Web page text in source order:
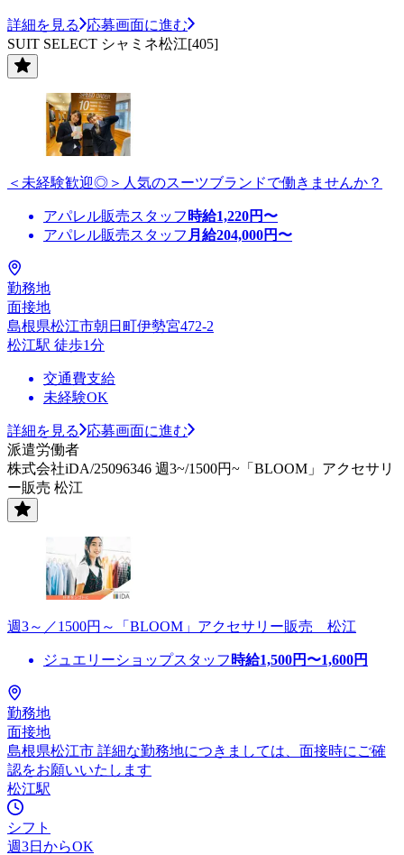
詳細を見る
応募画面に進む
SUIT SELECT シャミネ松江[405]
＜未経験歓迎◎＞人気のスーツブランドで働きませんか？
アパレル販売スタッフ 時給1,220円〜
アパレル販売スタッフ 月給204,000円〜
勤務地
面接地
島根県松江市朝日町伊勢宮472-2
松江駅 徒歩1分
交通費支給
未経験OK
詳細を見る
応募画面に進む
派遣労働者
株式会社iDA/25096346 週3~/1500円~「BLOOM」アクセサリ
ー販売 松江
週3～／1500円～「BLOOM」アクセサリー販売 松江
ジュエリーショップスタッフ 時給1,500円〜1,600円
勤務地
面接地
島根県松江市 詳細な勤務地につきましては、面接時にご確
認をお願いいたします
松江駅
シフト
週3日からOK